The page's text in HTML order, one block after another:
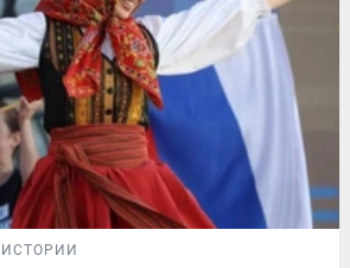
ИСТОРИИ